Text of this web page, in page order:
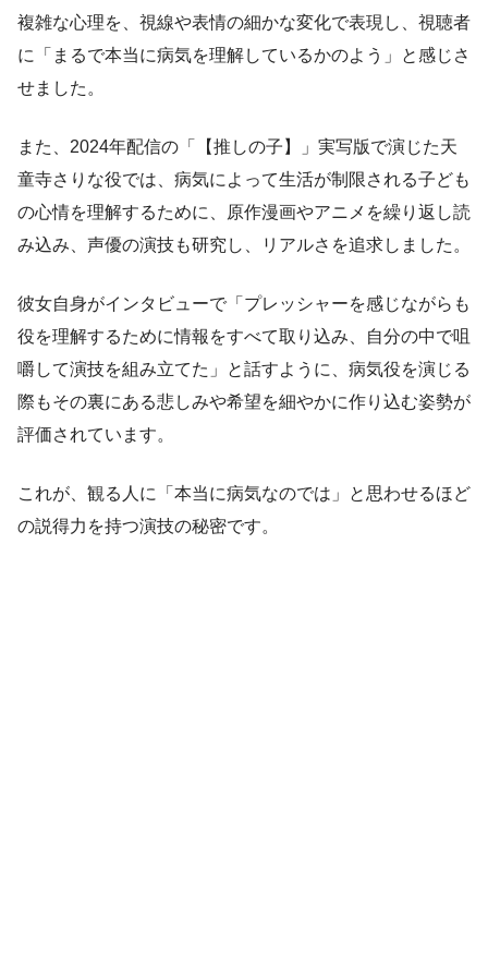
複雑な心理を、視線や表情の細かな変化で表現し、視聴者
に「まるで本当に病気を理解しているかのよう」と感じさ
せました。
また、2024年配信の「【推しの子】」実写版で演じた天
童寺さりな役では、病気によって生活が制限される子ども
の心情を理解するために、原作漫画やアニメを繰り返し読
み込み、声優の演技も研究し、リアルさを追求しました。
彼女自身がインタビューで「プレッシャーを感じながらも
役を理解するために情報をすべて取り込み、自分の中で咀
嚼して演技を組み立てた」と話すように、病気役を演じる
際もその裏にある悲しみや希望を細やかに作り込む姿勢が
評価されています。
これが、観る人に「本当に病気なのでは」と思わせるほど
の説得力を持つ演技の秘密です。